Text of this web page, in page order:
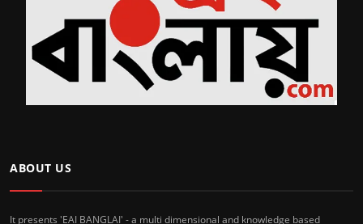
ABOUT US
It presents 'EAI BANGLAI' - a multi dimensional and knowledge based